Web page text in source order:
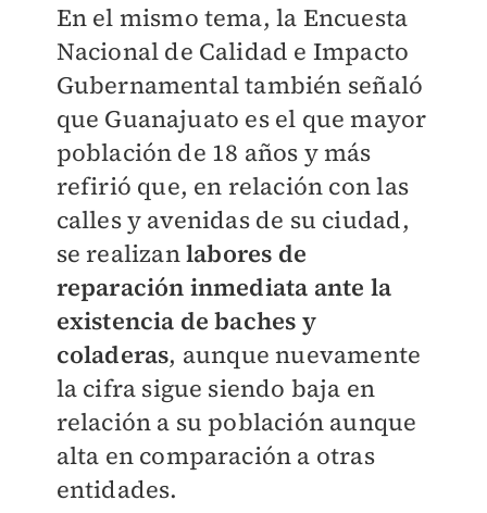
En el mismo tema, la Encuesta
Nacional de Calidad e Impacto
Gubernamental también señaló
que Guanajuato es el que mayor
población de 18 años y más
refirió que, en relación con las
calles y avenidas de su ciudad,
se realizanlabores de
reparación inmediata ante la
existencia de baches y
coladeras, aunque nuevamente
la cifra sigue siendo baja en
relación a su población aunque
alta en comparación a otras
entidades.